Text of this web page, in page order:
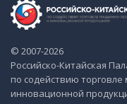
© 2007-2026
Российско-Китайская
по содействию
инновационной